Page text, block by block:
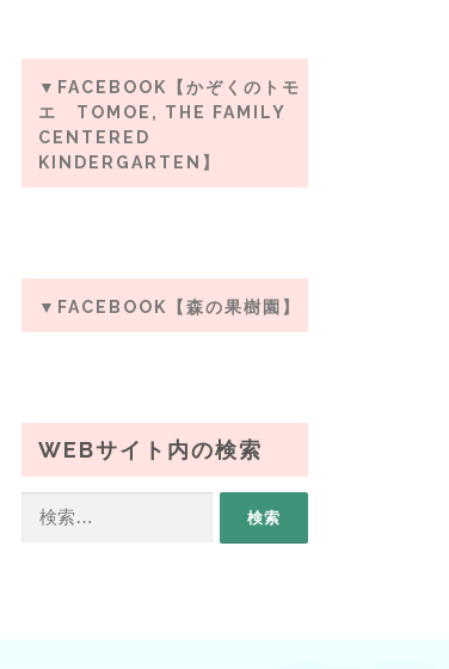
▼FACEBOOK【かぞくのトモ
エ TOMOE, THE FAMILY
CENTERED
KINDERGARTEN】
▼FACEBOOK【森の果樹園】
WEBサイト内の検索